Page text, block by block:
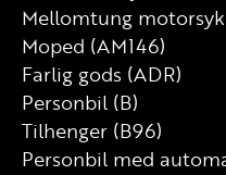
Mellomtung
Moped (AM146)
Farlig gods (ADR)
Personbil (B)
Tilhenger (B96)
Personbil med